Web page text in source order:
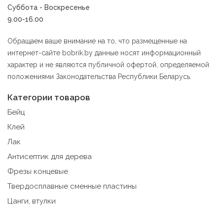
Суббота - Воскресенье
9.00-16.00
Обращаем ваше внимание на то, что размещенные на
интернет-сайте bobrik.by данные носят информационный
характер и не являются публичной офертой, определяемой
положениями Законодательства Республики Беларусь.
Категории товаров
Бейц
Клей
Лак
Антисептик для дерева
Фрезы концевые
Твердосплавные сменные пластины
Цанги, втулки
Сохранить мои изменения
Сохранить по умолчанию